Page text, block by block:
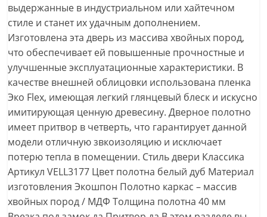
выдержанные в индустриальном или хайтечном
стиле и станет их удачным дополнением.
Изготовлена эта дверь из массива хвойных пород,
что обеспечивает ей повышенные прочностные и
улучшенные эксплуатационные характеристики. В
качестве внешней облицовки использована пленка
Эко Flex, имеющая легкий глянцевый блеск и искусно
имитирующая ценную древесину. Дверное полотно
имеет притвор в четверть, что гарантирует данной
модели отличную звкоизоляцию и исключает
потерю тепла в помещении. Стиль двери Классика
Артикул VELL3177 Цвет полотна белый дуб Материал
изготовления Экошпон Полотно каркас – массив
хвойных пород / МДФ Толщина полотна 40 мм